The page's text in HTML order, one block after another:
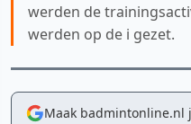
werden de
werden op de i gezet.
Maak badmintonline.nl